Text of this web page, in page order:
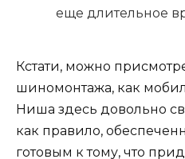
еще длительное
Кстати, можно
шиномонтажа, как
Ниша здесь довольно
как правило,
готовым к тому, что